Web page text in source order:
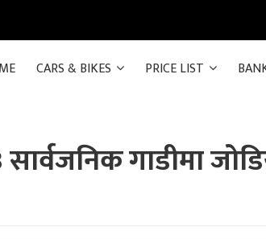
CARS & BIKES PRICE LIST
गाडीमा